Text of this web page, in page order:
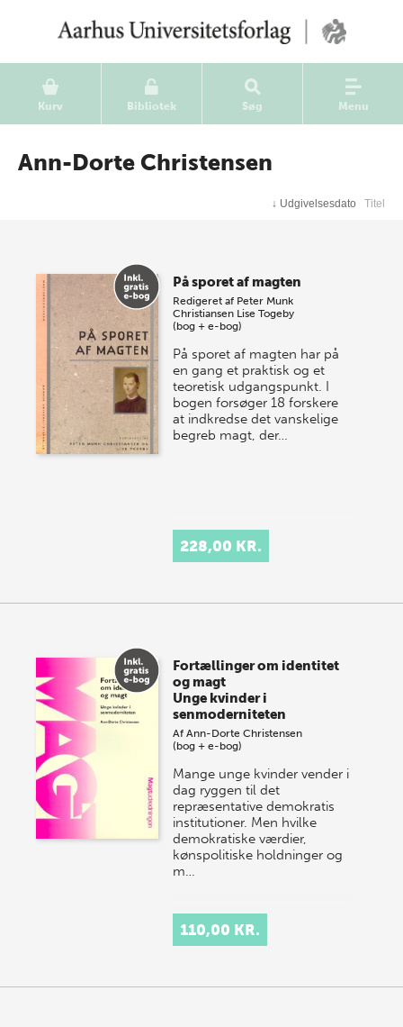
Kurv Bibliotek Søg Menu
Ann-Dorte Christensen
↓ Udgivelsesdato Titel
På sporet af magten
Redigeret af Peter Munk
Christiansen Lise Togeby
(bog + e-bog)
På sporet af magten har på
en gang et praktisk og et
teoretisk udgangspunkt. I
bogen forsøger 18 forskere
at indkredse det vanskelige
begreb magt, der…
228,00 KR.
Fortællinger om identitet
og magt
Unge kvinder i
senmoderniteten
AfAnn-Dorte Christensen
(bog + e-bog)
Mange unge kvinder vender i
dag ryggen til det
repræsentative demokratis
institutioner. Men hvilke
demokratiske værdier,
kønspolitiske holdninger og
m…
110,00 KR.